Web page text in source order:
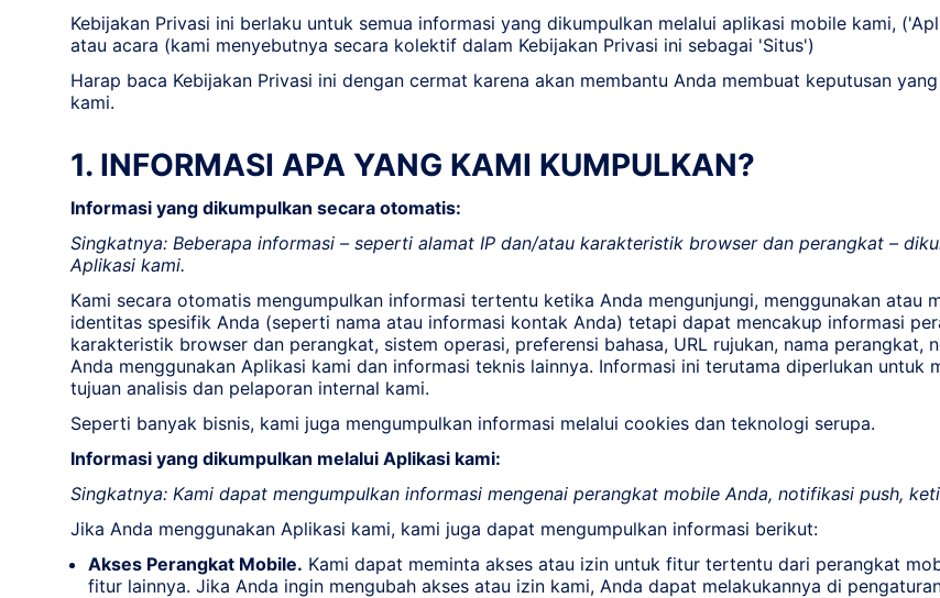
Kebijakan Privasi ini berlaku untuk semua informasi yang dikumpulkan melalui aplikasi mobile kami,
atau acara (kami menyebutnya secara kolektif dalam Kebijakan Privasi ini sebagai 'Situs')
Harap baca Kebijakan Privasi ini dengan cermat karena akan membantu Anda membuat keputusan
kami.
1. INFORMASI APA YANG KAMI KUMPULKAN?
Informasi yang dikumpulkan secara otomatis:
Singkatnya: Beberapa informasi – seperti alamat IP dan/atau karakteristik browser dan perangkat –
Aplikasi kami.
Kami secara otomatis mengumpulkan informasi tertentu ketika Anda mengunjungi, menggunakan atau
identitas spesifik Anda (seperti nama atau informasi kontak Anda) tetapi dapat mencakup informasi
karakteristik browser dan perangkat, sistem operasi, preferensi bahasa, URL rujukan, nama perangkat,
Anda menggunakan Aplikasi kami dan informasi teknis lainnya. Informasi ini terutama diperlukan untuk
tujuan analisis dan pelaporan internal kami.
Seperti banyak bisnis, kami juga mengumpulkan informasi melalui cookies dan teknologi serupa.
Informasi yang dikumpulkan melalui Aplikasi kami:
Singkatnya: Kami dapat mengumpulkan informasi mengenai perangkat mobile Anda, notifikasi push,
Jika Anda menggunakan Aplikasi kami, kami juga dapat mengumpulkan informasi berikut:
Akses Perangkat Mobile. Kami dapat meminta akses atau izin untuk fitur tertentu dari perangkat
fitur lainnya. Jika Anda ingin mengubah akses atau izin kami, Anda dapat melakukannya di